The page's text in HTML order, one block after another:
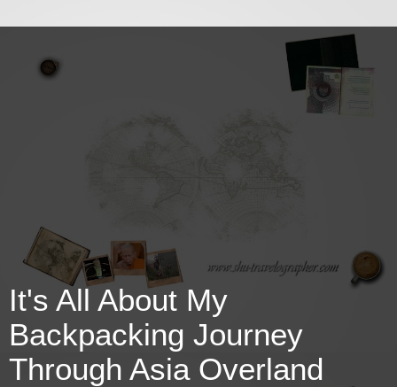
It's All About My
Backpacking Journey
Through Asia Overland